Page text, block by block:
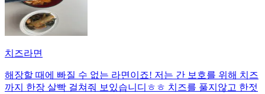
치즈라면
해장할 때에 빠질 수 없는 라면이죠! 저는 간 보호를 위해 치즈
까지 한장 살빡 걸쳐줘 보있습니디ㅎㅎ 치즈를 풀지않고 한젓